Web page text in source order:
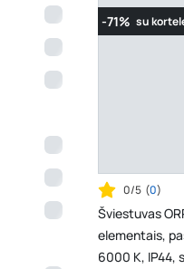
-71% su
0/5 (0)
Šviestuvas
elementais,
6000 K, IP44,